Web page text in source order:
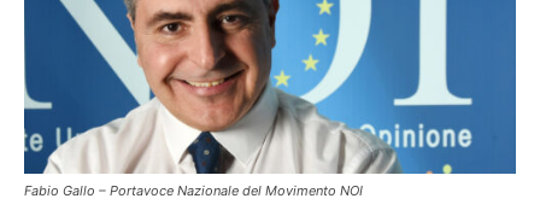
Fabio Gallo – Portavoce Nazionale del Movimento NOI